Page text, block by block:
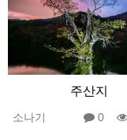
주산지
소나기 0